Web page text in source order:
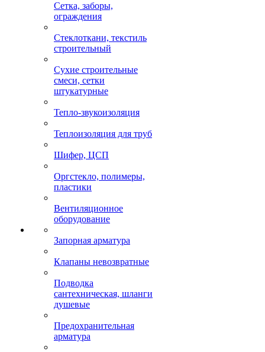
Сетка, заборы,
ограждения
Стеклоткани, текстиль
строительный
Сухие строительные
смеси, сетки
штукатурные
Тепло-звукоизоляция
Теплоизоляция для труб
Шифер, ЦСП
Оргстекло, полимеры,
пластики
Вентиляционное
оборудование
Запорная арматура
Клапаны невозвратные
Подводка
сантехническая, шланги
душевые
Предохранительная
арматура